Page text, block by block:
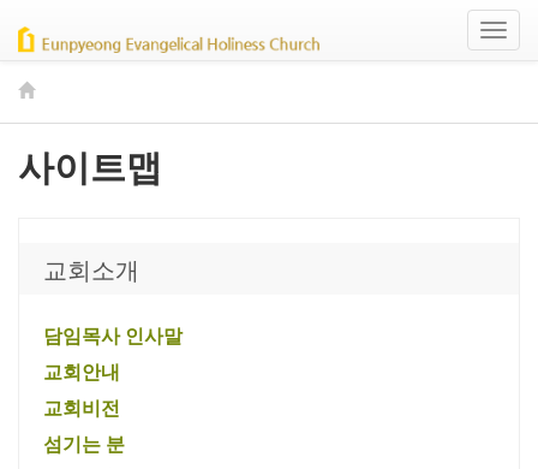
Toggle
사이트맵
교회소개
담임목사 인사말
교회안내
교회비전
섬기는 분